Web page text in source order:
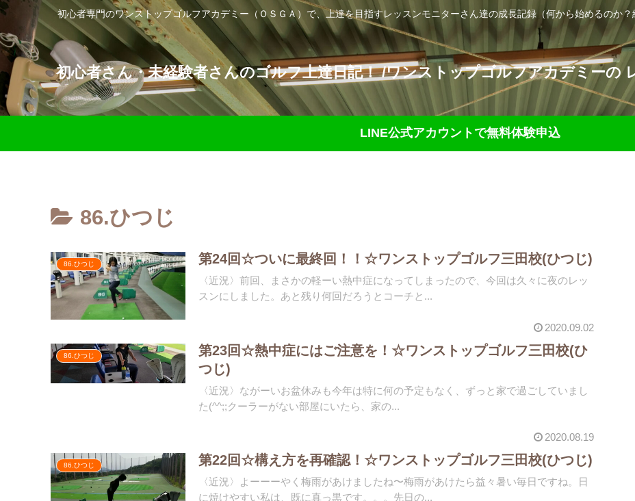
初心者専門のワンストップゴルフアカデミー（ＯＳＧＡ）で、上達を目指すレッスンモニターさん達の成長記録（何から始めるのか
初心者さん・未経験者さんのゴルフ上達日記！ /ワンストップゴルフアカデミーの
LINE公式アカウントで無料体験申込
86.ひつじ
86.ひつじ 第24回☆ついに最終回！！☆ワンストップゴルフ三田校(ひつじ)
〈近況〉前回、まさかの軽ーい熱中症になってしまったので、今回は久々に夜のレッ
スンにしました。あと残り何回だろうとコーチと...
2020.09.02
86.ひつじ
第23回☆熱中症にはご注意を！☆ワンストップゴルフ三田校(ひ
つじ)
〈近況〉ながーいお盆休みも今年は特に何の予定もなく、ずっと家で過ごしていまし
た(^^;;クーラーがない部屋にいたら、家の...
2020.08.19
86.ひつじ 第22回☆構え方を再確認！☆ワンストップゴルフ三田校(ひつじ)
〈近況〉よーーーやく梅雨があけましたね〜梅雨があけたら益々暑い毎日ですね。日
に焼けやすい私は、既に真っ黒です。。。先日の...